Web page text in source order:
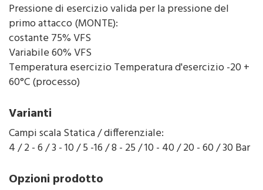
Pressione di esercizio valida per la pressione del
primo attacco (MONTE):
costante 75% VFS
Variabile 60% VFS
Temperatura esercizio Temperatura d'esercizio -20 +
60°C (processo)
Varianti
Campi scala Statica / differenziale:
4 / 2 - 6 / 3 - 10 / 5 -16 / 8 - 25 / 10 - 40 / 20 - 60 / 30 Bar
Opzioni prodotto